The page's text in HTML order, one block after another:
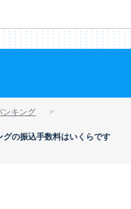
ンキング
の振込手数料はいくらです